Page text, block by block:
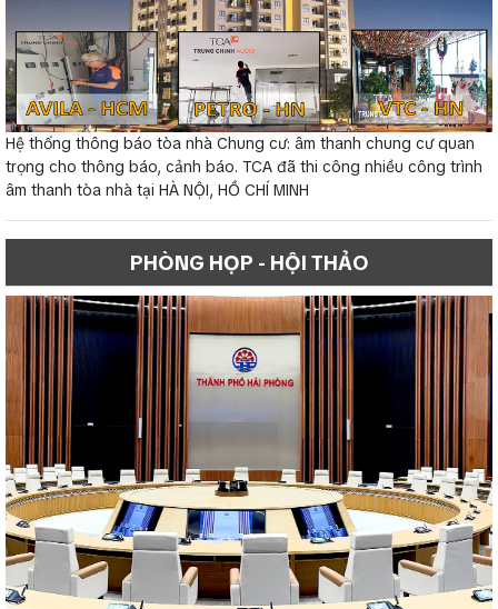
Hệ thống thông báo tòa nhà Chung cư: âm thanh chung cư quan
trọng cho thông báo, cảnh báo. TCA đã thi công nhiều công trình
âm thanh tòa nhà tại HÀ NỘI, HỒ CHÍ MINH
PHÒNG HỌP - HỘI THẢO